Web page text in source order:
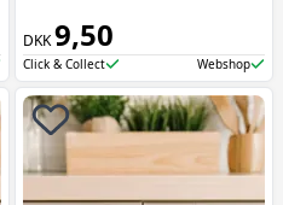
oplagte at bruge på skuffer.
DKK9,50
Click & Collect Webshop